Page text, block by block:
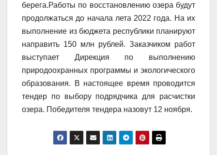
берега.Работы по восстановлению озера будут
продолжаться до начала лета 2022 года. На их
выполнение из бюджета республики планируют
направить 150 млн рублей. Заказчиком работ
выступает Дирекция по выполнению
природоохранных программы и экологического
образования. В настоящее время проводится
тендер по выбору подрядчика для расчистки
озера. Победителя тендера назовут 12 ноября.